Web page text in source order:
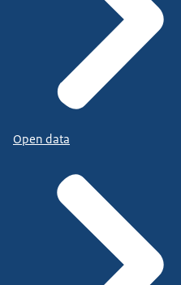
Open data